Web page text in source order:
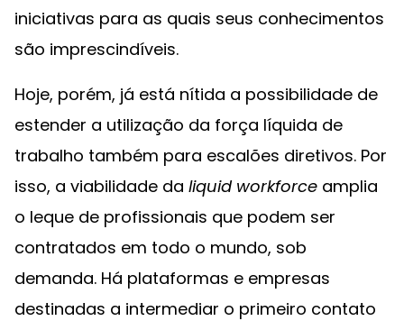
iniciativas para as quais seus conhecimentos
são imprescindíveis.
Hoje, porém, já está nítida a possibilidade de
estender a utilização da força líquida de
trabalho também para escalões diretivos. Por
isso, a viabilidade da liquid workforce amplia
o leque de profissionais que podem ser
contratados em todo o mundo, sob
demanda. Há plataformas e empresas
destinadas a intermediar o primeiro contato